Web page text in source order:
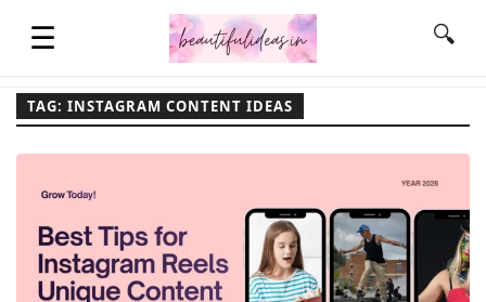
☰
LIFESTYLE
🔍
TAG: INSTAGRAM CONTENT IDEAS